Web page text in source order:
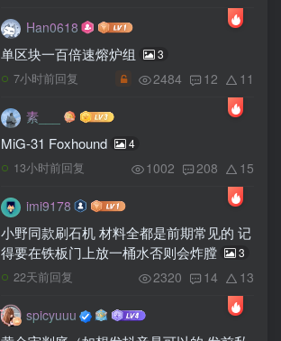
Han0618
单区块一百倍速熔炉组 3
7小时前回复 2484 12 11
素___
MiG-31 Foxhound 4
13小时前回复 1002 208 15
imi9178
小野同款刷石机 材料全都是前期常见的 记
得要在铁板门上放一桶水否则会炸膛
3
22天前回复 2320 14 13
spicyuuu